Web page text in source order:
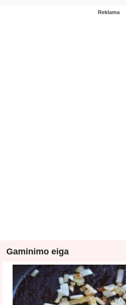
Reklama
Gaminimo eiga